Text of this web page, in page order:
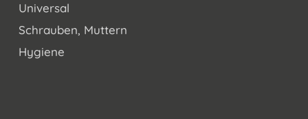
Universal
Schrauben, Muttern
Hygiene